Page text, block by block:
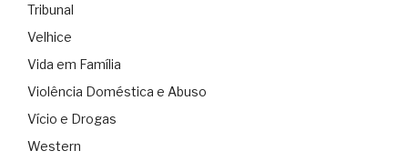
Tribunal
Velhice
Vida em Família
Violência Doméstica e Abuso
Vício e Drogas
Western